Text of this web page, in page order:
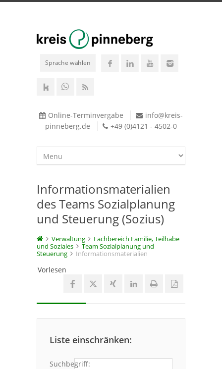
Sprache wählen
Online-Terminvergabe
info@kreis-
pinneberg.de
+49 (0)4121 - 4502-0
Informationsmaterialien
des Teams Sozialplanung
und Steuerung (Sozius)
Verwaltung
Fachbereich Familie, Teilhabe
und Soziales
Team Sozialplanung und
Steuerung
Informationsmaterialien
Vorlesen
Liste einschränken:
Suchbegriff: